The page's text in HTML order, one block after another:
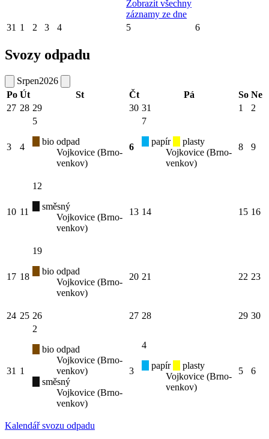
Zobrazit všechny
záznamy ze dne
31 1 2 3 4 5 6
Svozy odpadu
Srpen2026
Po Út St Čt Pá So Ne
27 28 29 30 31 1 2
3 4
5
bio odpad
Vojkovice (Brno-
venkov)
6
7
papír
plasty
Vojkovice (Brno-
venkov)
8 9
10 11
12
směsný
Vojkovice (Brno-
venkov)
13 14 15 16
17 18
19
bio odpad
Vojkovice (Brno-
venkov)
20 21 22 23
24 25 26 27 28 29 30
31 1
2
bio odpad
Vojkovice (Brno-
venkov)
směsný
Vojkovice (Brno-
venkov)
3
4
papír
plasty
Vojkovice (Brno-
venkov)
5 6
Kalendář svozu odpadu